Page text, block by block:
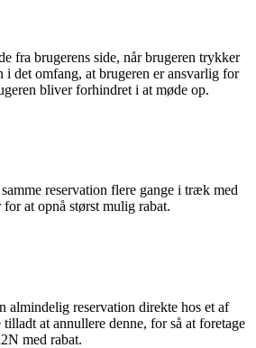
fra brugerens side, når brugeren trykker
det omfang, at brugeren er ansvarlig for
bliver forhindret i at møde op.
reservation flere gange i træk med
at opnå størst mulig rabat.
almindelig reservation direkte hos et af
tilladt at annullere denne, for så at foretage
med rabat.